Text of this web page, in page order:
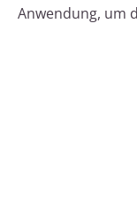
Anwendung, um